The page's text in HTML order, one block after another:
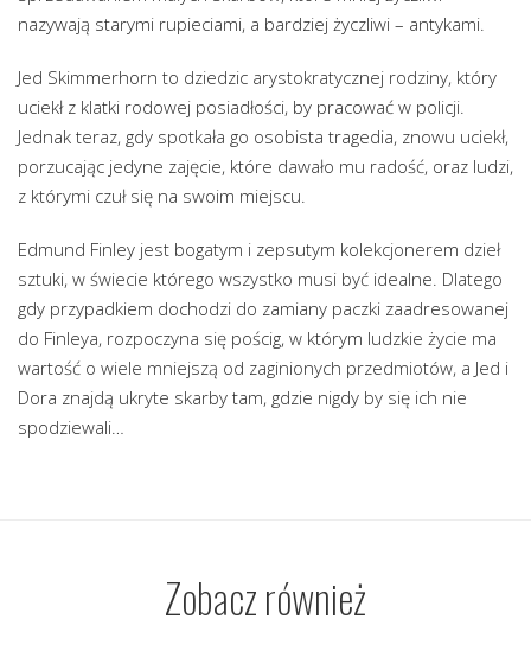
nazywają starymi rupieciami, a bardziej życzliwi – antykami.
Jed Skimmerhorn to dziedzic arystokratycznej rodziny, który
uciekł z klatki rodowej posiadłości, by pracować w policji.
Jednak teraz, gdy spotkała go osobista tragedia, znowu uciekł,
porzucając jedyne zajęcie, które dawało mu radość, oraz ludzi,
z którymi czuł się na swoim miejscu.
Edmund Finley jest bogatym i zepsutym kolekcjonerem dzieł
sztuki, w świecie którego wszystko musi być idealne. Dlatego
gdy przypadkiem dochodzi do zamiany paczki zaadresowanej
do Finleya, rozpoczyna się pościg, w którym ludzkie życie ma
wartość o wiele mniejszą od zaginionych przedmiotów, a Jed i
Dora znajdą ukryte skarby tam, gdzie nigdy by się ich nie
spodziewali…
Zobacz również